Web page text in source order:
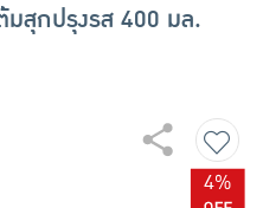
มสุกปรุงรส 400 มล.
4%